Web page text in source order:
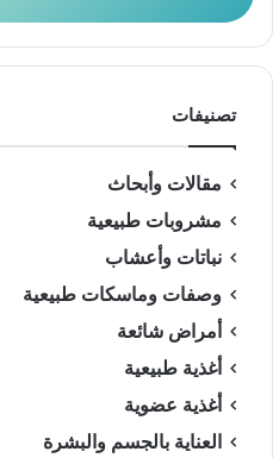
تصنيفات
مقالات وأبحاث
مشروبات طبيعية
نباتات وأعشاب
وصفات وماسكات طبيعية
أمراض شائعة
أغذية طبيعية
أغذية عضوية
العناية بالجسم والبشرة